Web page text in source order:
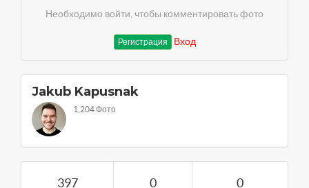
Необходимо войти, чтобы комментировать фото
Регистрация Вход
Jakub Kapusnak
1,204 Фото
397 0 0